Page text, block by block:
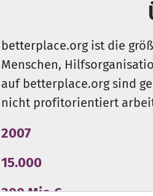
betterplace.org ist die
Menschen,
auf betterplace.org sind
nicht profitorientiert
2007
15.000